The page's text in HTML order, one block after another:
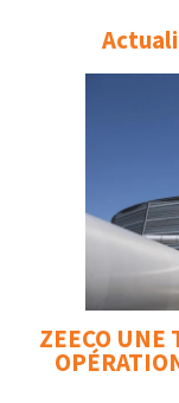
ZEECO UNE